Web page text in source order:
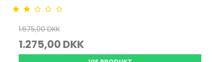
1.675,00 DKK
1.275,00 DKK